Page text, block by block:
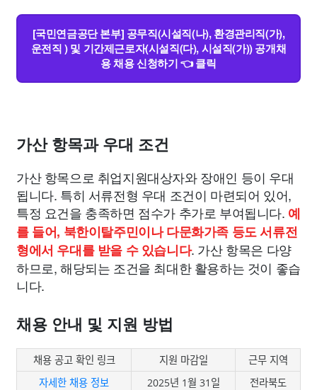
[국민연금공단 본부] 공무직(시설직(나), 환경관리직(가),
운전직 ) 및 기간제근로자(시설직(다), 시설직(가)) 공개채
용 채용 신청하기 👈 클릭
가산 항목과 우대 조건
가산 항목으로 취업지원대상자와 장애인 등이 우대
됩니다. 특히 서류전형 우대 조건이 마련되어 있어,
특정 요건을 충족하면 점수가 추가로 부여됩니다. 예
를 들어, 북한이탈주민이나 다문화가족 등도 서류전
형에서 우대를 받을 수 있습니다. 가산 항목은 다양
하므로, 해당되는 조건을 최대한 활용하는 것이 좋습
니다.
채용 안내 및 지원 방법
채용 공고 확인 링크 지원 마감일
근무 지역
자세한 채용 정보
2025년 1월 31일 전라북도